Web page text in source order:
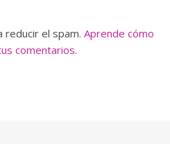
reducir el spam. Aprende cómo
comentarios.